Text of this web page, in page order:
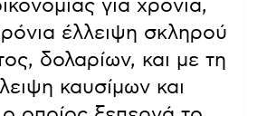
για χρόνια,
έλλειψη σκληρού
δολαρίων, και με τη
καυσίμων και